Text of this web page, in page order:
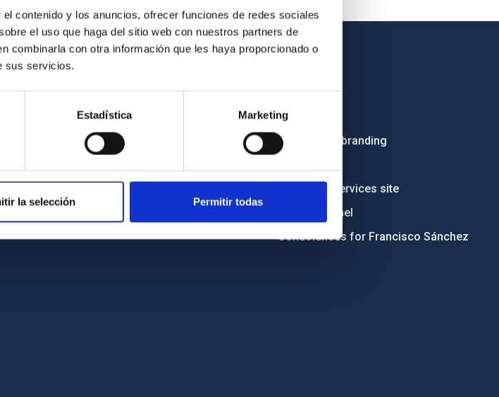
contenido y los anuncios, ofrecer funciones de redes sociales
el uso que haga del sitio web con nuestros partners de
combinarla con otra información que les haya proporcionado o
sus servicios.
Estadística Marketing
la selección Permitir todas
IAC PORTAL
Sitemap
Privacy policy
Legal notice
Employment
Tenders
Institutional branding
Electronic services site
Ethics channel
Condolences for Francisco Sánchez